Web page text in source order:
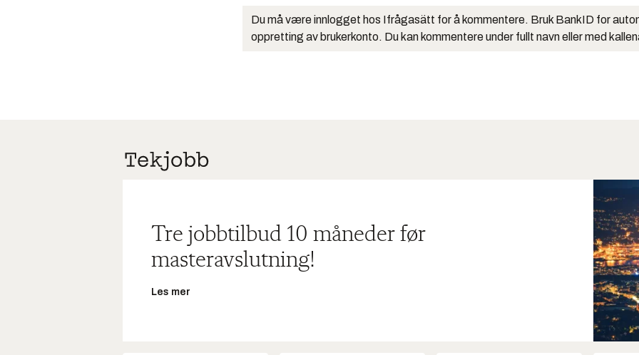
Du må være innlogget hos Ifrågasätt for å kommentere. Bruk BankID for
oppretting av brukerkonto. Du kan kommentere under fullt navn eller med
Tre jobbtilbud 10 måneder før
masteravslutning!
Les mer